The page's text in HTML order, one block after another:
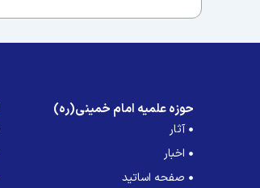
حوزه علمیه امام خمینی(ره)
آثار
اخبار
صفحه اساتید